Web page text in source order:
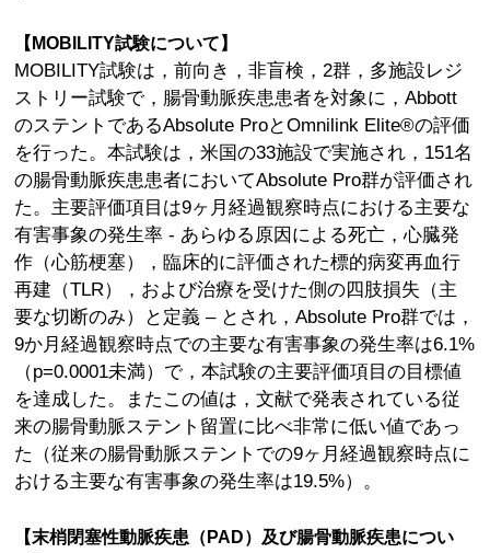
【MOBILITY試験について】
MOBILITY試験は，前向き，非盲検，2群，多施設レジ
ストリー試験で，腸骨動脈疾患患者を対象に，Abbott
のステントであるAbsolute ProとOmnilink Elite®の評価
を行った。本試験は，米国の33施設で実施され，151名
の腸骨動脈疾患患者においてAbsolute Pro群が評価され
た。主要評価項目は9ヶ月経過観察時点における主要な
有害事象の発生率 - あらゆる原因による死亡，心臓発
作（心筋梗塞），臨床的に評価された標的病変再血行
再建（TLR），および治療を受けた側の四肢損失（主
要な切断のみ）と定義 – とされ，Absolute Pro群では，
9か月経過観察時点での主要な有害事象の発生率は6.1%
（p=0.0001未満）で，本試験の主要評価項目の目標値
を達成した。またこの値は，文献で発表されている従
来の腸骨動脈ステント留置に比べ非常に低い値であっ
た（従来の腸骨動脈ステントでの9ヶ月経過観察時点に
おける主要な有害事象の発生率は19.5%）。
【末梢閉塞性動脈疾患（PAD）及び腸骨動脈疾患につい